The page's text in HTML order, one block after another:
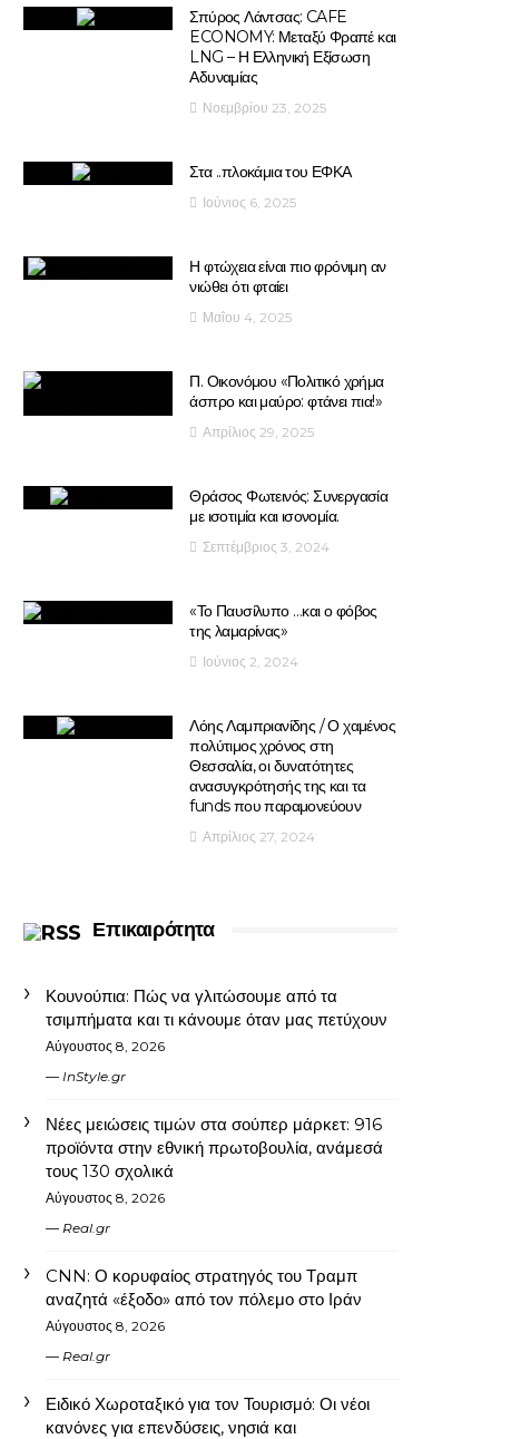
Σπύρος Λάντσας: CAFE
ECONOMY: Μεταξύ Φραπέ και
LNG – Η Ελληνική Εξίσωση
Αδυναμίας
Νοεμβρίου 23, 2025
Στα ..πλοκάμια του ΕΦΚΑ
Ιούνιος 6, 2025
Η φτώχεια είναι πιο φρόνιμη αν
νιώθει ότι φταίει
Μαΐου 4, 2025
Π. Οικονόμου «Πολιτικό χρήμα
άσπρο και μαύρο: φτάνει πια!»
Απρίλιος 29, 2025
Θράσος Φωτεινός: Συνεργασία
με ισοτιμία και ισονομία.
Σεπτέμβριος 3, 2024
«Το Παυσίλυπο …και ο φόβος
της λαμαρίνας»
Ιούνιος 2, 2024
Λόης Λαμπριανίδης / Ο χαμένος
πολύτιμος χρόνος στη
Θεσσαλία, οι δυνατότητες
ανασυγκρότησής της και τα
funds που παραμονεύουν
Απρίλιος 27, 2024
Επικαιρότητα
Κουνούπια: Πώς να γλιτώσουμε από τα
τσιμπήματα και τι κάνουμε όταν μας πετύχουν
Αύγουστος 8, 2026
InStyle.gr
Νέες μειώσεις τιμών στα σούπερ μάρκετ: 916
προϊόντα στην εθνική πρωτοβουλία, ανάμεσά
τους 130 σχολικά
Αύγουστος 8, 2026
Real.gr
CNN: Ο κορυφαίος στρατηγός του Τραμπ
αναζητά «έξοδο» από τον πόλεμο στο Ιράν
Αύγουστος 8, 2026
Real.gr
Ειδικό Χωροταξικό για τον Τουρισμό: Οι νέοι
κανόνες για επενδύσεις, νησιά και